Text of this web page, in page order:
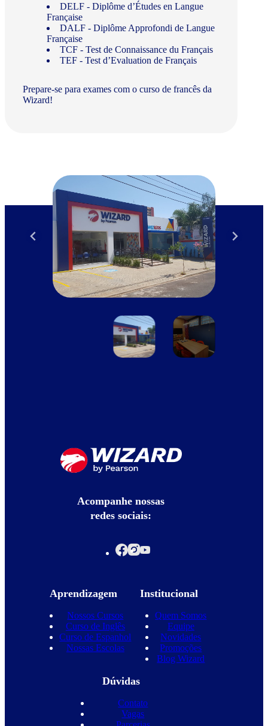
DELF - Diplôme d’Études en Langue
Française
DALF - Diplôme Approfondi de Langue
Française
TCF - Test de Connaissance du Français
TEF - Test d’Evaluation de Français
Prepare-se para exames com o curso de francês da
Wizard!
Acompanhe nossas
redes sociais:
Aprendizagem
Nossos Cursos
Curso de Inglês
Curso de Espanhol
Nossas Escolas
Institucional
Quem Somos
Equipe
Novidades
Promoções
Blog Wizard
Dúvidas
Contato
Vagas